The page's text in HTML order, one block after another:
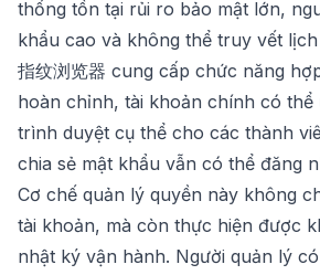
thống tồn tại rủi ro bảo mật lớn,
khẩu cao và không thể truy vết
指纹浏览器 cung cấp chức năng
hoàn chỉnh, tài khoản chính có thể
trình duyệt cụ thể cho các thành
chia sẻ mật khẩu vẫn có thể đăng
Cơ chế quản lý quyền này không
tài khoản, mà còn thực hiện được
nhật ký vận hành. Người quản lý